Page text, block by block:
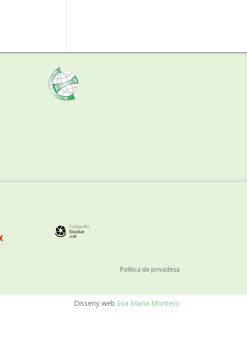
Política de privadesa
Disseny web Eva Maria Montero